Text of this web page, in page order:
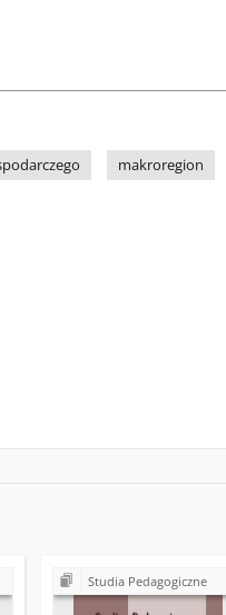
makroregion
Studia Pedagogiczne